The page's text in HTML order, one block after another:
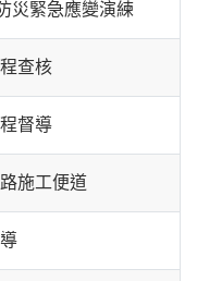
災緊急應變演練
查核
督導
施工便道